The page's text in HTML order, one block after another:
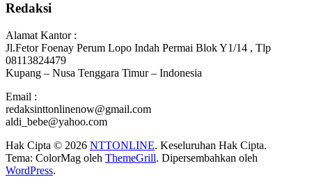
Redaksi
Alamat Kantor :
Jl.Fetor Foenay Perum Lopo Indah Permai Blok Y1/14 , Tlp
08113824479
Kupang – Nusa Tenggara Timur – Indonesia
Email :
redaksinttonlinenow@gmail.com
aldi_bebe@yahoo.com
Hak Cipta © 2026 NTTONLINE. Keseluruhan Hak Cipta.
Tema: ColorMag oleh ThemeGrill. Dipersembahkan oleh
WordPress.